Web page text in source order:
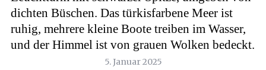
5. Januar 2025